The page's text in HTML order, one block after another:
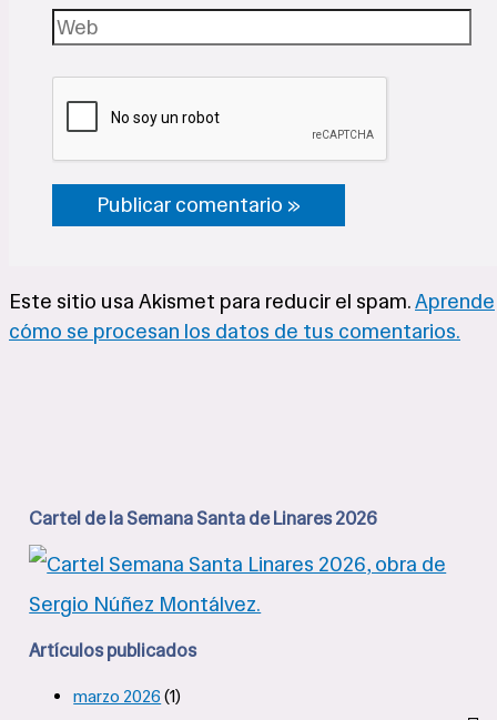
Web
Este sitio usa Akismet para reducir el spam.Aprende
cómo se procesan los datos de tus comentarios.
Cartel de la Semana Santa de Linares 2026
Artículos publicados
marzo 2026 (1)